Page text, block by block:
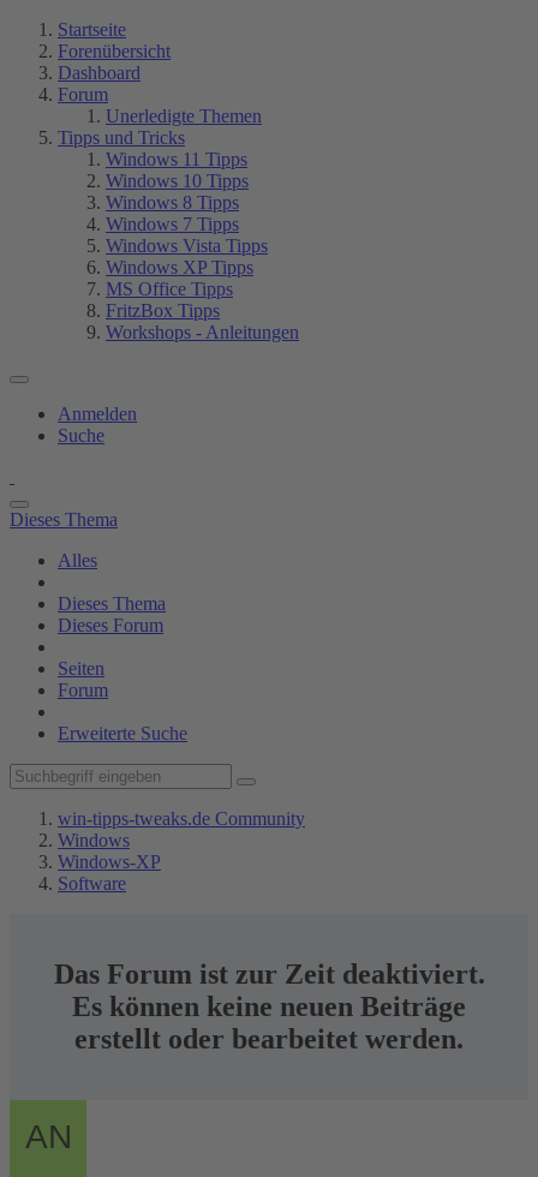
Startseite
Forenübersicht
Dashboard
Forum
Unerledigte Themen
Tipps und Tricks
Windows 11 Tipps
Windows 10 Tipps
Windows 8 Tipps
Windows 7 Tipps
Windows Vista Tipps
Windows XP Tipps
MS Office Tipps
FritzBox Tipps
Workshops - Anleitungen
Anmelden
Suche
Dieses Thema
Alles
Dieses Thema
Dieses Forum
Seiten
Forum
Erweiterte Suche
win-tipps-tweaks.de Community
Windows
Windows-XP
Software
Das Forum ist zur Zeit deaktiviert.
Es können keine neuen Beiträge
erstellt oder bearbeitet werden.